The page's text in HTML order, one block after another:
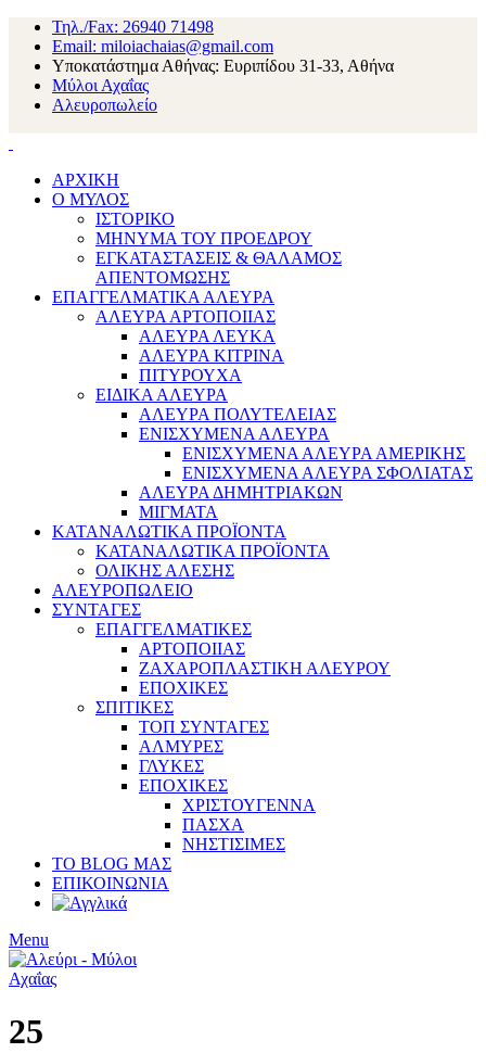
Τηλ./Fax: 26940 71498
Email: miloiachaias@gmail.com
Υποκατάστημα Αθήνας: Ευριπίδου 31-33, Αθήνα
Μύλοι Αχαΐας
Αλευροπωλείο
ΑΡΧΙΚΗ
Ο ΜΥΛΟΣ
ΙΣΤΟΡΙΚΟ
ΜΗΝΥΜΑ ΤΟΥ ΠΡΟΕΔΡΟΥ
ΕΓΚΑΤΑΣΤΑΣΕΙΣ & ΘΑΛΑΜΟΣ
ΑΠΕΝΤΟΜΩΣΗΣ
ΕΠΑΓΓΕΛΜΑΤΙΚΑ ΑΛΕΥΡΑ
ΑΛΕΥΡΑ ΑΡΤΟΠΟΙΙΑΣ
ΑΛΕΥΡΑ ΛΕΥΚΑ
ΑΛΕΥΡΑ ΚΙΤΡΙΝΑ
ΠΙΤΥΡΟΥΧΑ
ΕΙΔΙΚΑ ΑΛΕΥΡΑ
ΑΛΕΥΡΑ ΠΟΛΥΤΕΛΕΙΑΣ
ΕΝΙΣΧΥΜΕΝΑ ΑΛΕΥΡΑ
ΕΝΙΣΧΥΜΕΝΑ ΑΛΕΥΡΑ ΑΜΕΡΙΚΗΣ
ΕΝΙΣΧΥΜΕΝΑ ΑΛΕΥΡΑ ΣΦΟΛΙΑΤΑΣ
ΑΛΕΥΡΑ ΔΗΜΗΤΡΙΑΚΩΝ
ΜΙΓΜΑΤΑ
ΚΑΤΑΝΑΛΩΤΙΚΑ ΠΡΟΪΟΝΤΑ
ΚΑΤΑΝΑΛΩΤΙΚΑ ΠΡΟΪΟΝΤΑ
ΟΛΙΚΗΣ ΑΛΕΣΗΣ
ΑΛΕΥΡΟΠΩΛΕΙΟ
ΣΥΝΤΑΓΕΣ
ΕΠΑΓΓΕΛΜΑΤΙΚΕΣ
ΑΡΤΟΠΟΙΙΑΣ
ΖΑΧΑΡΟΠΛΑΣΤΙΚΗ ΑΛΕΥΡΟΥ
ΕΠΟΧΙΚΕΣ
ΣΠΙΤΙΚΕΣ
ΤΟΠ ΣΥΝΤΑΓΕΣ
ΑΛΜΥΡΕΣ
ΓΛΥΚΕΣ
ΕΠΟΧΙΚΕΣ
ΧΡΙΣΤΟΥΓΕΝΝΑ
ΠΑΣΧΑ
ΝΗΣΤΙΣΙΜΕΣ
ΤΟ BLOG ΜΑΣ
ΕΠΙΚΟΙΝΩΝΙΑ
Menu
25